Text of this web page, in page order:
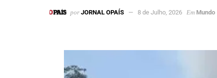
por JORNAL OPAÍS 8 de Julho, 2026 Em Mundo